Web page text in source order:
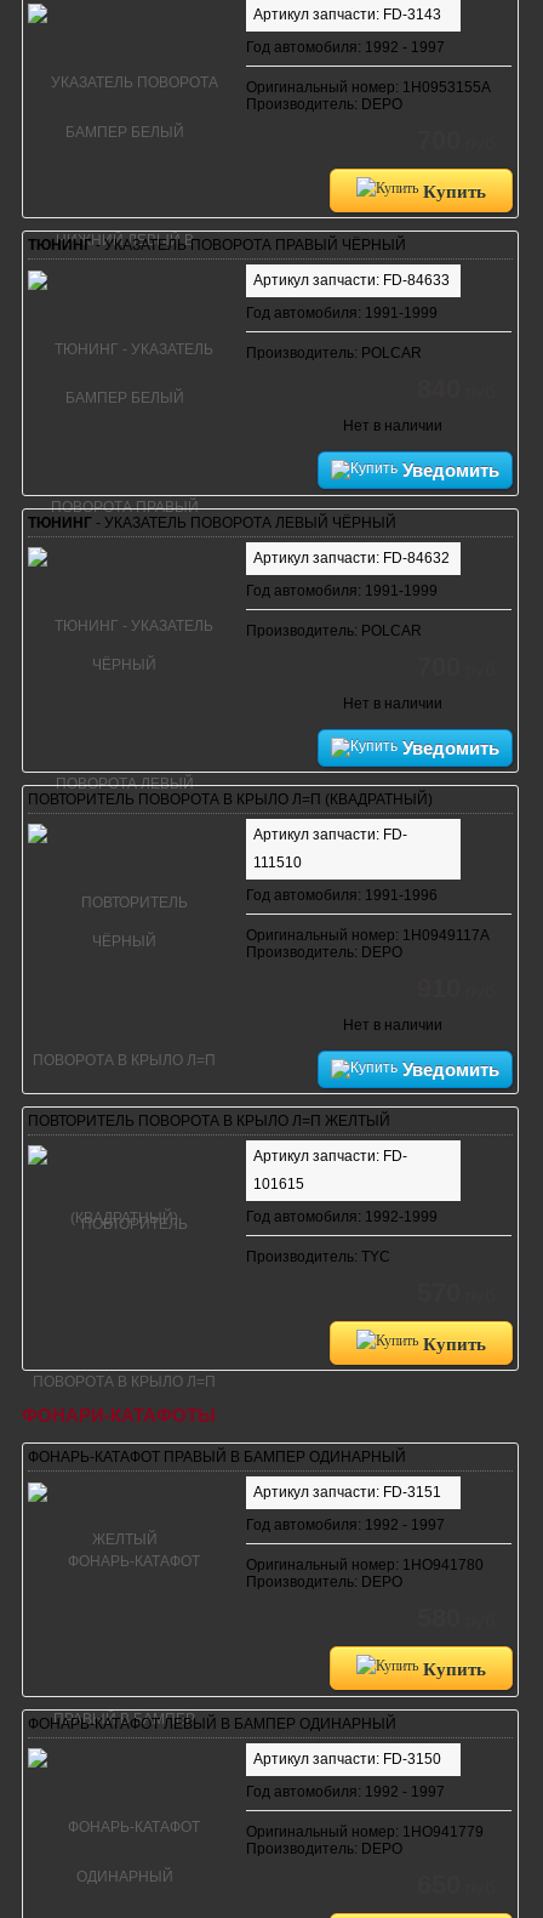
Артикул запчасти: FD-3143
Год автомобиля: 1992 - 1997
Оригинальный номер: 1H0953155A
Производитель: DEPO
Купить
ТЮНИНГ- УКАЗАТЕЛЬ ПОВОРОТА ПРАВЫЙ ЧЁРНЫЙ
Артикул запчасти: FD-84633
Год автомобиля: 1991-1999
Производитель: POLCAR
Нет в наличии
Уведомить
ТЮНИНГ- УКАЗАТЕЛЬ ПОВОРОТА ЛЕВЫЙ ЧЁРНЫЙ
Артикул запчасти: FD-84632
Год автомобиля: 1991-1999
Производитель: POLCAR
Нет в наличии
Уведомить
ПОВТОРИТЕЛЬ ПОВОРОТА В КРЫЛО Л=П (КВАДРАТНЫЙ)
Артикул запчасти: FD-
111510
Год автомобиля: 1991-1996
Оригинальный номер: 1H0949117A
Производитель: DEPO
Нет в наличии
Уведомить
ПОВТОРИТЕЛЬ ПОВОРОТА В КРЫЛО Л=П ЖЕЛТЫЙ
Артикул запчасти: FD-
101615
Год автомобиля: 1992-1999
Производитель: TYC
Купить
ФОНАРИ-КАТАФОТЫ
ФОНАРЬ-КАТАФОТ ПРАВЫЙ В БАМПЕР ОДИНАРНЫЙ
Артикул запчасти: FD-3151
Год автомобиля: 1992 - 1997
Оригинальный номер: 1HO941780
Производитель: DEPO
Купить
ФОНАРЬ-КАТАФОТ ЛЕВЫЙ В БАМПЕР ОДИНАРНЫЙ
Артикул запчасти: FD-3150
Год автомобиля: 1992 - 1997
Оригинальный номер: 1HO941779
Производитель: DEPO